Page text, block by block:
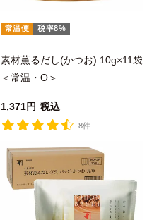
常温便 税率8%
素材薫るだし(かつお) 10g×11袋
＜常温・O＞
1,371 税込
8件